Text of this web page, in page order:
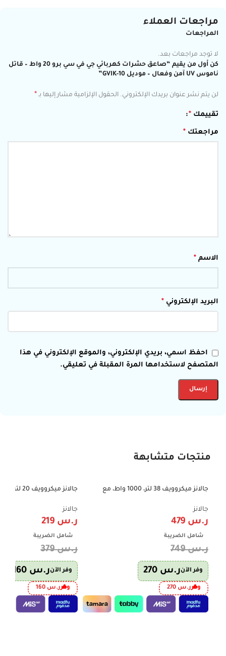
مراجعات العملاء
المراجعات
لا توجد مراجعات بعد.
كن أول من يقيم “صاعق حشرات كهربائي جي في سي برو 20 واط – قاتل
ناموس UV آمن وفعال – موديل GVIK-10”
لن يتم نشر عنوان بريدك الإلكتروني. الحقول الإلزامية مشار إليها بـ *
تقييمك *
مراجعتك *
الاسم *
البريد الإلكتروني *
احفظ اسمي، بريدي الإلكتروني، والموقع الإلكتروني في هذا
المتصفح لاستخدامها المرة المقبلة في تعليقي.
منتجات متشابهة
-36%
جالانز ميكروويف 38 لتر، 1000 واط، مع
جالانز
ر.س
شامل الضريبة
ر.س749
وفر الآنر.س
وفرر.س 270
-42%
جالانز
ر.س
شامل الضريبة
ر.س379
وفر الآنر.س
وفرر.س 160